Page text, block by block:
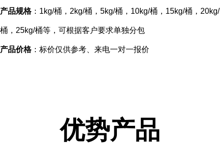
产品规格：1kg/桶，2kg/桶，5kg/桶，10kg/桶，15kg/桶，20kg/
桶，25kg/桶等，可根据客户要求单独分包
产品价格：标价仅供参考、来电一对一报价
优势产品